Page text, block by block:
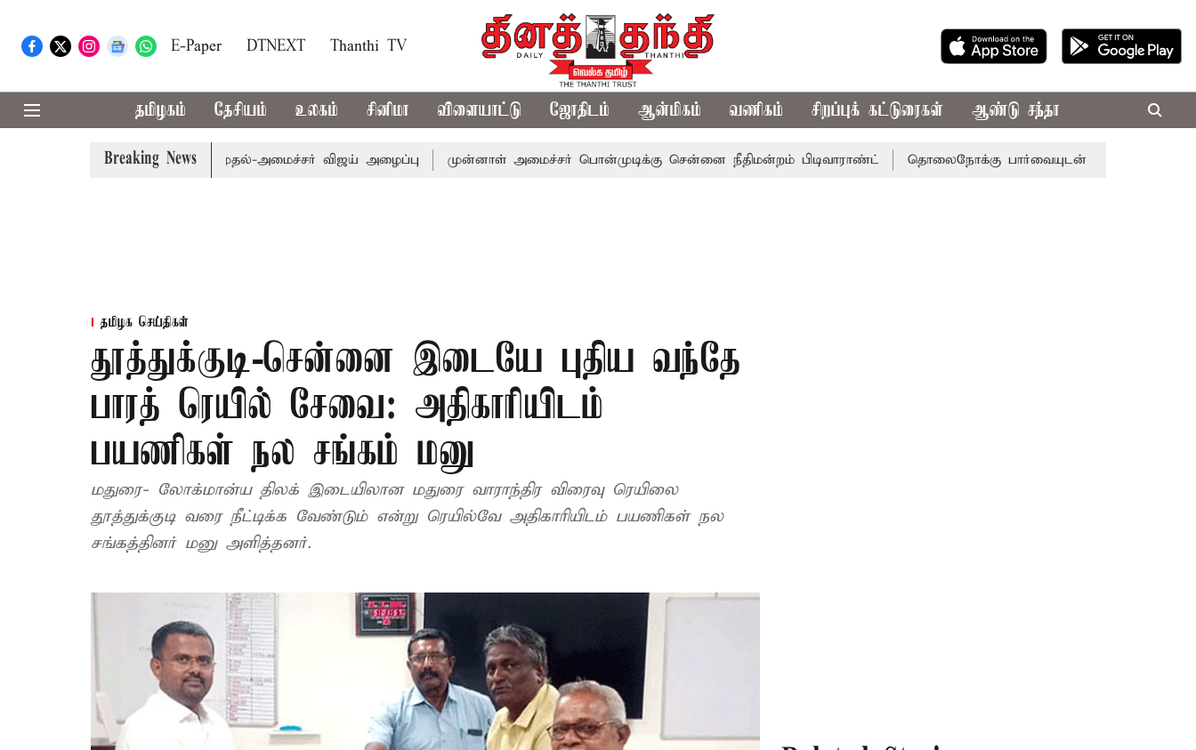
E-Paper DTNEXT Thanthi TV
தமிழகம் தேசியம் உலகம் சினிமா விளையாட்டு ஜோதிடம் ஆன்மிகம் வணிகம் சிறப்புக் கட்டுரைகள் ஆண்டு சந்தா
Breaking News
எம்.பி.க்கள் கூட்டத்துக்கு முதல்-அமைச்சர் விஜய் அழைப்பு முன்னாள் அமைச்சர் பொன்முடிக்கு சென்னை நீதிமன்றம் பிடிவாராண்ட் தொலைநோக்கு பார்வையுடன் கூடிய வேளாண்
தமிழக செய்திகள்
தூத்துக்குடி-சென்னை இடையே புதிய வந்தே
பாரத் ரெயில் சேவை: அதிகாரியிடம்
பயணிகள் நல சங்கம் மனு
மதுரை- லோக்மான்ய திலக் இடையிலான மதுரை வாராந்திர விரைவு ரெயிலை
தூத்துக்குடி வரை நீட்டிக்க வேண்டும் என்று ரெயில்வே அதிகாரியிடம் பயணிகள் நல
சங்கத்தினர் மனு அளித்தனர்.